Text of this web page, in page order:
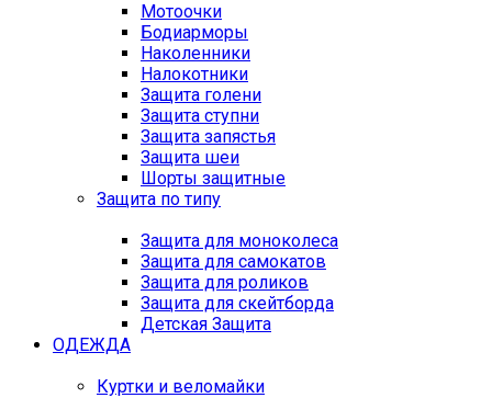
Мотоочки
Бодиарморы
Наколенники
Налокотники
Защита голени
Защита ступни
Защита запястья
Защита шеи
Шорты защитные
Защита по типу
Защита для моноколеса
Защита для самокатов
Защита для роликов
Защита для скейтборда
Детская Защита
ОДЕЖДА
Куртки и веломайки